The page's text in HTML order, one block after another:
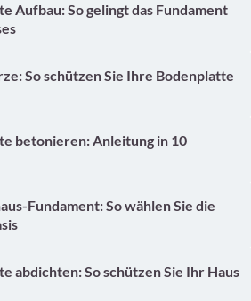
Aufbau: So gelingt das Fundament
So schützen Sie Ihre Bodenplatte
betonieren: Anleitung in 10
Fundament: So wählen Sie die
abdichten: So schützen Sie Ihr Haus